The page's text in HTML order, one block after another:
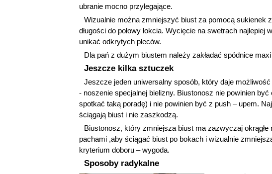
ubranie mocno przylegające.
Wizualnie można zmniejszyć biust za pomocą sukienek
długości do połowy łokcia. Wycięcie na swetrach
unikać odkrytych pleców.
Dla pań z dużym biustem należy zakładać spódnice
Jeszcze kilka sztuczek
Jeszcze jeden uniwersalny sposób, który daje
- noszenie specjalnej bielizny. Biustonosz nie powinien
spotkać taką poradę) i nie powinien być z push – upem.
ściągają biust i nie zaszkodzą.
Biustonosz, który zmniejsza biust ma zazwyczaj
pachami ,aby ściągać biust po bokach i wizualnie
kryterium doboru – wygoda.
Sposoby radykalne